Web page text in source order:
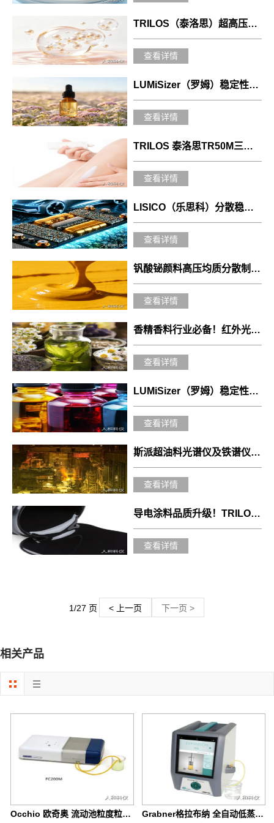
TRILOS（泰洛思）超高压纳米均质机：赋能化妆品脂质体制备的技术革新
查看详情
LUMiSizer（罗姆）稳定性分析仪在缬草精油纳米乳稳定性评价中的应用
查看详情
TRILOS 泰洛思TR50M三辊机助力让药效渗透每一寸肌肤
查看详情
LISICO（乐思科）分散稳定性分析仪在固态电池行业的应用
查看详情
钒酸铋颜料高压均质分散制备及稳定性研究
查看详情
香精香料行业必备！红外光谱仪实用应用指南
查看详情
LUMiSizer（罗姆）稳定性分析仪在喷墨油墨行业的应用
查看详情
斯派超油料光谱仪及铁谱仪在钢厂润滑脂分析中的应用
查看详情
导电涂料品质升级！TRILOS 智能三辊机发挥大作用！
查看详情
1/27 页 < 上一页 下一页 >
相关产品
Occhio 欧奇奥 流动池粒度粒形分析仪 FC 200系列 Grabner格拉布纳 全自动低蒸气压测试仪 MINIVAP VPL VISION